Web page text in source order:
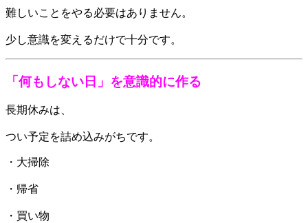
難しいことをやる必要はありません。
少し意識を変えるだけで十分です。
「何もしない日」を意識的に作る
長期休みは、
つい予定を詰め込みがちです。
・大掃除
・帰省
・買い物